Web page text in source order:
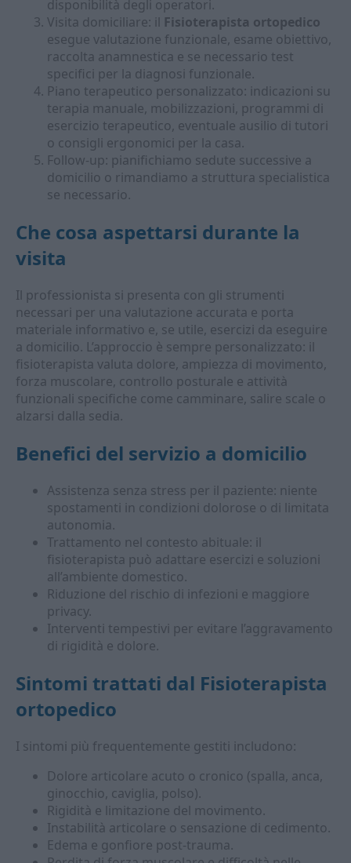
disponibilità degli operatori.
Visita domiciliare: il Fisioterapista ortopedico
esegue valutazione funzionale, esame obiettivo,
raccolta anamnestica e se necessario test
specifici per la diagnosi funzionale.
Piano terapeutico personalizzato: indicazioni su
terapia manuale, mobilizzazioni, programmi di
esercizio terapeutico, eventuale ausilio di tutori
o consigli ergonomici per la casa.
Follow-up: pianifichiamo sedute successive a
domicilio o rimandiamo a struttura specialistica
se necessario.
Che cosa aspettarsi durante la
visita
Il professionista si presenta con gli strumenti
necessari per una valutazione accurata e porta
materiale informativo e, se utile, esercizi da eseguire
a domicilio. L’approccio è sempre personalizzato: il
fisioterapista valuta dolore, ampiezza di movimento,
forza muscolare, controllo posturale e attività
funzionali specifiche come camminare, salire scale o
alzarsi dalla sedia.
Benefici del servizio a domicilio
Assistenza senza stress per il paziente: niente
spostamenti in condizioni dolorose o di limitata
autonomia.
Trattamento nel contesto abituale: il
fisioterapista può adattare esercizi e soluzioni
all’ambiente domestico.
Riduzione del rischio di infezioni e maggiore
privacy.
Interventi tempestivi per evitare l’aggravamento
di rigidità e dolore.
Sintomi trattati dal Fisioterapista
ortopedico
I sintomi più frequentemente gestiti includono:
Dolore articolare acuto o cronico (spalla, anca,
ginocchio, caviglia, polso).
Rigidità e limitazione del movimento.
Instabilità articolare o sensazione di cedimento.
Edema e gonfiore post-trauma.